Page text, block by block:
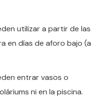
utilizar a partir de las
en días de aforo bajo (a
entrar vasos o
ni en la piscina.